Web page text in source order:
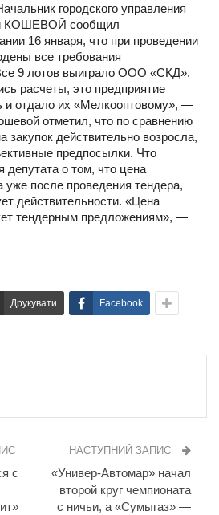
городского управления
КОШЕВОЙ сообщил
16 января, что при проведении
все требования
9 лотов выиграло ООО «СКД».
расчеты, это предприятие
и отдало их «Мелкооптовому», —
отметил, что по сравнению
действительно возросла,
предпосылки. Что
депутата о том, что цена
уже после проведения тендера,
действительности. «Цена
тендерным предложениям», —
Друкувати Facebook
с
НАСТУПНИЙ ЗАПИС
«Универ-Автомар» начал
второй круг чемпионата
с ничьи, а «Сумыгаз» —